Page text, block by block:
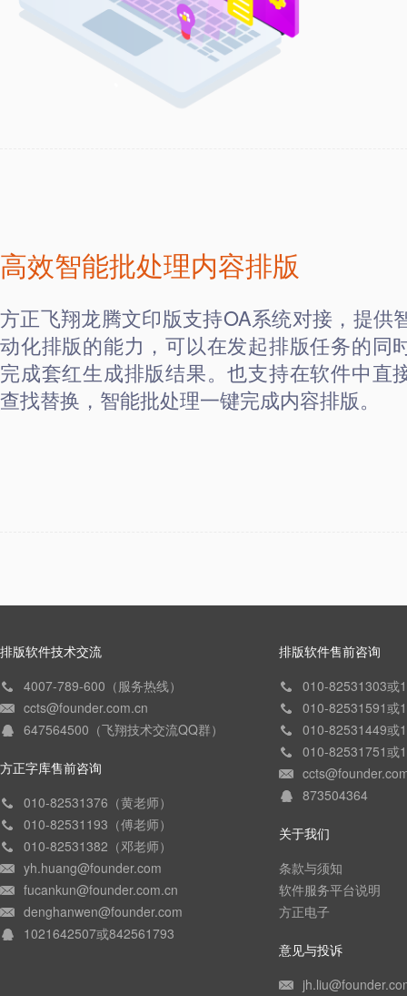
高效智能批处理内容排版
方正飞翔龙腾文印版支持OA系统对接，提供
动化排版的能力，可以在发起排版任务的同
完成套红生成排版结果。也支持在软件中直
查找替换，智能批处理一键完成内容排版。
排版软件技术交流
4007-789-600（服务热线）
ccts@founder.com.cn
647564500（飞翔技术交流QQ群）
方正字库售前咨询
010-82531376（黄老师）
010-82531193（傅老师）
010-82531382（邓老师）
yh.huang@founder.com
fucankun@founder.com.cn
denghanwen@founder.com
1021642507或842561793
排版软件售前咨询
010-82531303或
010-82531591或
010-82531449或
010-82531751或
873504364
关于我们
条款与须知
软件服务平台说明
方正电子
意见与投诉